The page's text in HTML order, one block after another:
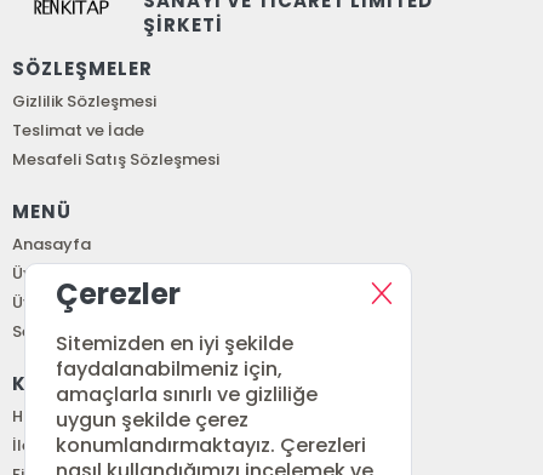
ŞİRKETİ
SÖZLEŞMELER
Gizlilik Sözleşmesi
Teslimat ve İade
Mesafeli Satış Sözleşmesi
MENÜ
Anasayfa
Üye Girişi
Üye Ol
Sepetim
KURUMSAL
Hakkımızda
İletişim
Çerezler
Sitemizden en iyi şekilde
faydalanabilmeniz için,
amaçlarla sınırlı ve gizliliğe
uygun şekilde çerez
konumlandırmaktayız. Çerezleri